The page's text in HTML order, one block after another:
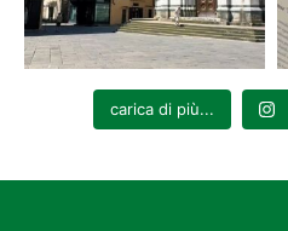
carica di più...